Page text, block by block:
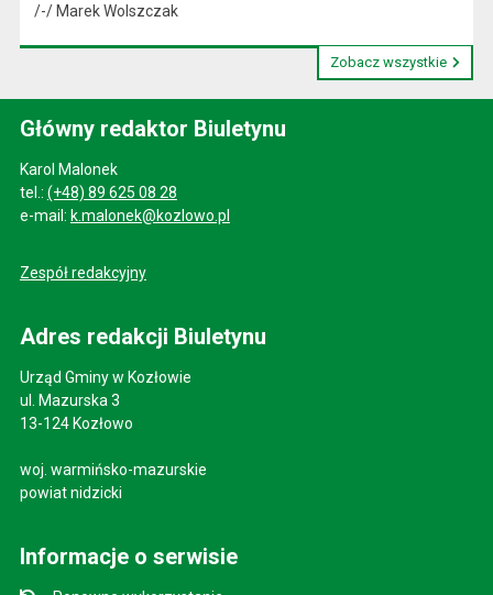
/-/ Marek Wolszczak
Zobacz wszystkie
Główny redaktor Biuletynu
Karol Malonek
tel.: (+48) 89 625 08 28
e-mail: k.malonek@kozlowo.pl
Zespół redakcyjny
Adres redakcji Biuletynu
Urząd Gminy w Kozłowie
ul. Mazurska 3
13-124 Kozłowo
woj. warmińsko-mazurskie
powiat nidzicki
Informacje o serwisie